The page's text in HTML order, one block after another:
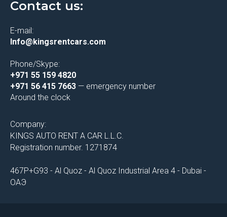
Contact us:
E-mail:
Info@kingsrentcars.com
Phone/Skype:
+971 55 159 4820
+971 56 415 7663 — emergency number
Around the clock
Company:
KINGS AUTO RENT A CAR L.L.C.
Registration number. 1271874
467P+G93 - Al Quoz - Al Quoz Industrial Area 4 - Dubai -
ОАЭ